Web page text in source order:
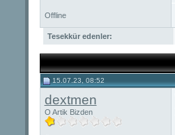
Offline
Tesekkür edenler:
15.07.23, 08:52
dextmen
O Artik Bizden